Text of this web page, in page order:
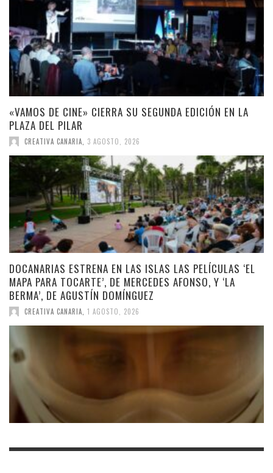
«VAMOS DE CINE» CIERRA SU SEGUNDA EDICIÓN EN LA
PLAZA DEL PILAR
CREATIVA CANARIA 3 AGOSTO, 2026
DOCANARIAS ESTRENA EN LAS ISLAS LAS PELÍCULAS ‘EL
MAPA PARA TOCARTE’, DE MERCEDES AFONSO, Y ‘LA
BERMA’, DE AGUSTÍN DOMÍNGUEZ
CREATIVA CANARIA 1 AGOSTO, 2026